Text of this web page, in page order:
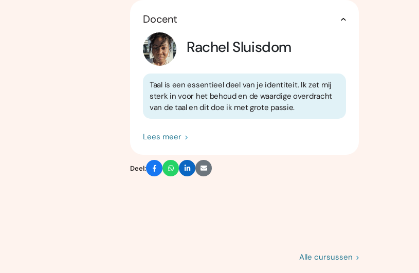
Docent
Rachel Sluisdom
Taal is een essentieel deel van je identiteit. Ik zet mij
sterk in voor het behoud en de waardige overdracht
van de taal en dit doe ik met grote passie.
Lees meer
Deel:
Alle cursussen